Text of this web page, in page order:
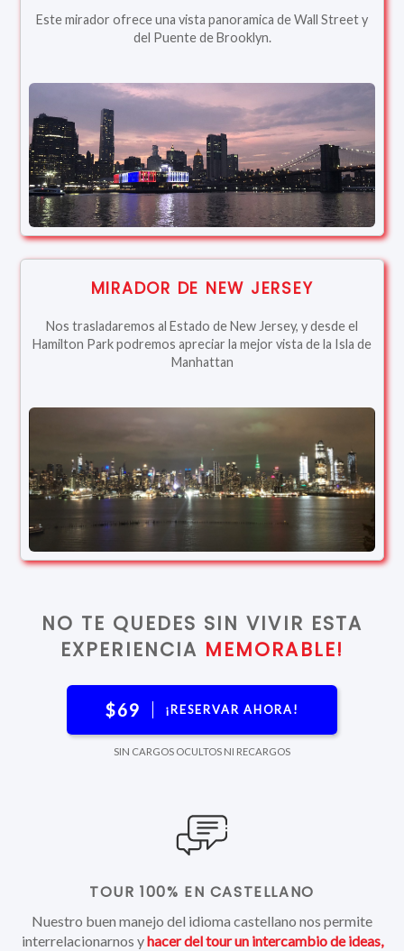
Este mirador ofrece una vista panoramica de Wall Street y
del Puente de Brooklyn.
MIRADOR DE NEW JERSEY
Nos trasladaremos al Estado de New Jersey, y desde el
Hamilton Park podremos apreciar la mejor vista de la Isla de
Manhattan
NO TE QUEDES SIN VIVIR ESTA
EXPERIENCIA MEMORABLE!
$69 ¡RESERVAR AHORA!
SIN CARGOS OCULTOS NI RECARGOS
TOUR 100% EN CASTELLANO
Nuestro buen manejo del idioma castellano nos permite
interrelacionarnos yhacer del tour un intercambio de ideas,